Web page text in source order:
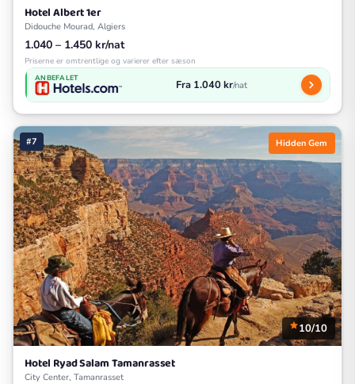
Hotel Albert 1er
Didouche Mourad, Algiers
1.040 – 1.450 kr/nat
Priserne er omtrentlige og varierer efter sæson
ANBEFALET Fra 1.040 kr/nat
#7 Hidden Gem
10/10
Hotel Ryad Salam Tamanrasset
City Center, Tamanrasset